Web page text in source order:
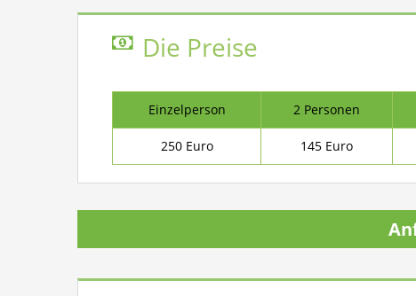
Die Preise
Einzelperson 2 Personen
250 Euro 145 Euro